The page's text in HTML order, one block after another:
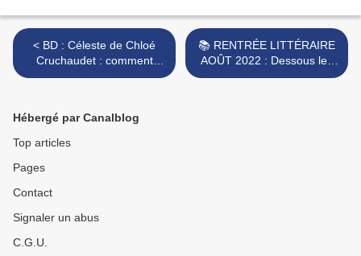
< BD : Céleste de Chloé
Cruchaudet : comment
vivre dans l'ombre de
📚 RENTRÉE LITTÉRAIRE
AOÛT 2022 : Dessous les
roses de Olivier Adam 🖊 >
Hébergé par Canalblog
Top articles
Pages
Contact
Signaler un abus
C.G.U.